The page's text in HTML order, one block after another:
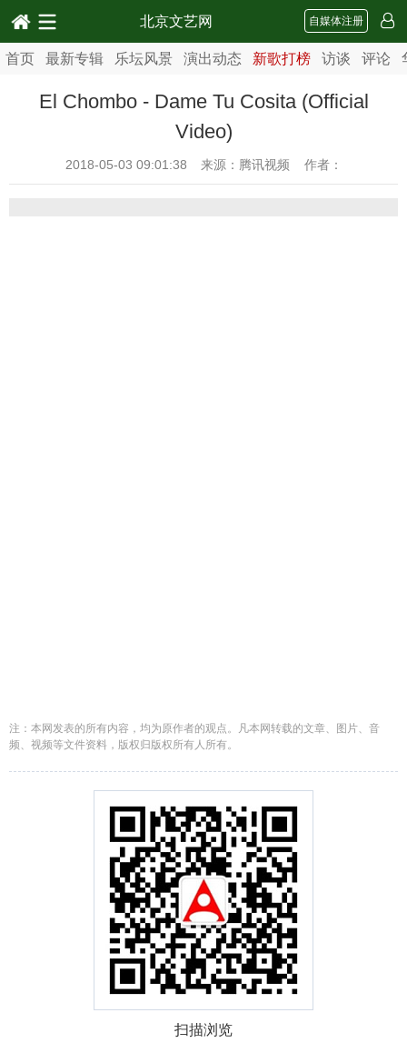
北京文艺网 自媒体注册
首页 最新专辑 乐坛风景 演出动态 新歌打榜 访谈 评论
El Chombo - Dame Tu Cosita (Official
Video)
2018-05-03 09:01:38 来源：腾讯视频 作者：
注：本网发表的所有内容，均为原作者的观点。凡本网转载的文章、图片、音
频、视频等文件资料，版权归版权所有人所有。
扫描浏览